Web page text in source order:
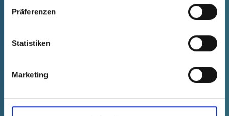
Präferenzen
Statistiken
Marketing
Dane techniczne
Nr zamówienia.
Cena produktu
Wybór